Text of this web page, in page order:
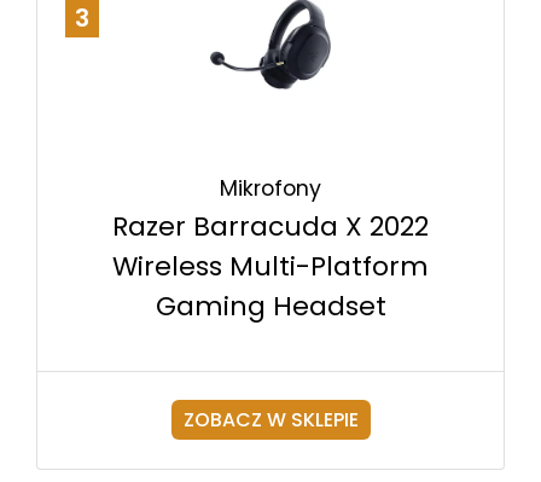
3
Mikrofony
Razer Barracuda X 2022
Wireless Multi-Platform
Gaming Headset
ZOBACZ W SKLEPIE